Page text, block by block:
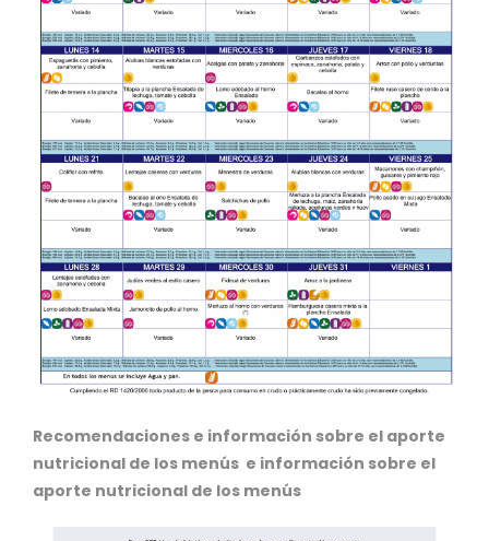
Recomendaciones e información sobre el aporte
nutricional de los menús e información sobre el
aporte nutricional de los menús